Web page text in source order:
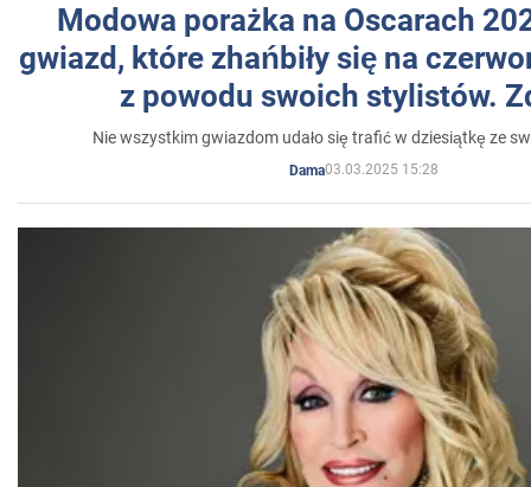
Modowa porażka na Oscarach
gwiazd, które zhańbiły się na
z powodu swoich stylistów.
Nie wszystkim gwiazdom udało się trafić w dziesiątkę ze
Dama03.03.2025 15:28